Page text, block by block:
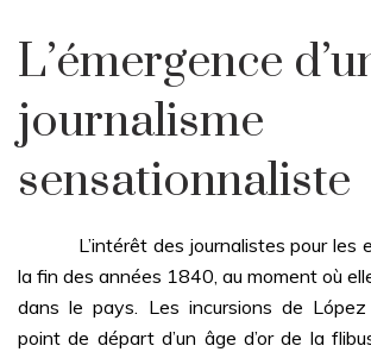
L’émergence
journalisme
sensationnaliste
L’intérêt des journalistes pour les
la fin des années 1840, au moment où
dans le pays. Les incursions de López
point de départ d’un âge d’or de la